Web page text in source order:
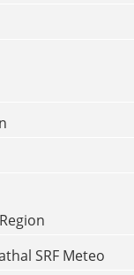
SRF Meteo